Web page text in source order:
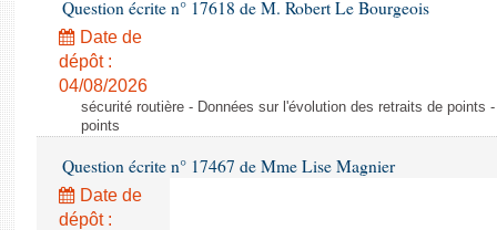
Question écrite n° 17618 de M. Robert Le Bourgeois
Date de
dépôt :
04/08/2026
sécurité routière - Données sur l'évolution des retraits de points
points
Question écrite n° 17467 de Mme Lise Magnier
Date de
dépôt :